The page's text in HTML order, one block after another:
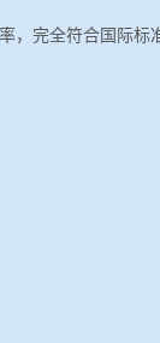
，完全符合国际标